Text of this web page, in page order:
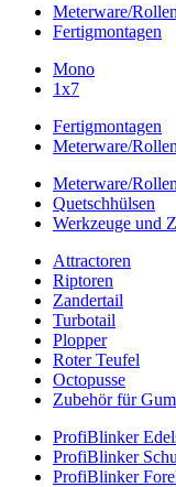
Meterware/
Fertigmontagen
Mono
1x7
Fertigmontagen
Meterware/
Meterware/
Quetschhülsen
Werkzeuge und
Attractoren
Riptoren
Zandertail
Turbotail
Plopper
Roter Teufel
Octopusse
Zubehör für
ProfiBlinker
ProfiBlinker
ProfiBlinker